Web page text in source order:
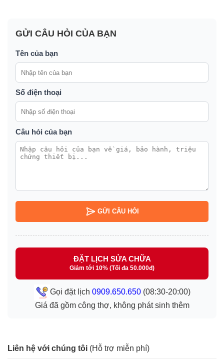
GỬI CÂU HỎI CỦA BẠN
Tên của bạn
Số điện thoại
Câu hỏi của bạn
GỬI CÂU HỎI
ĐẶT LỊCH SỬA CHỮA
Giảm tới 10% (Tối đa 50.000đ)
Gọi đặt lịch 0909.650.650(08:30-20:00)
Giá đã gồm công thợ, không phát sinh thêm
Liên hệ với chúng tôi (Hỗ trợ miễn phí)